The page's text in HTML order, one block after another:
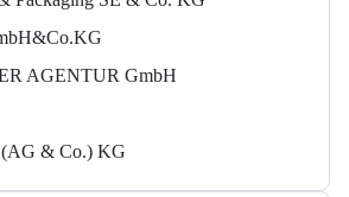
AGENTUR GmbH
& Co.) KG